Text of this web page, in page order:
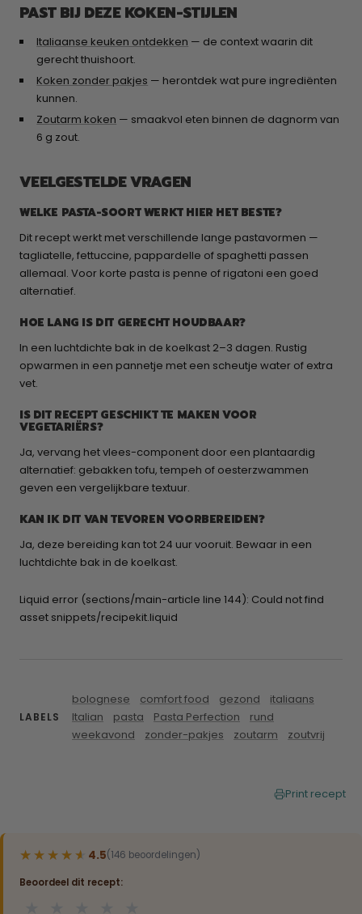
LABELS
bolognese comfort food gezond
italiaans
Italian
pasta Pasta Perfection
rund
weekavond
zonder-pakjes zoutarm zoutvrij
PAST BIJ DEZE KOKEN-STIJLEN
Italiaanse keuken ontdekken — de context waarin dit
gerecht thuishoort.
Koken zonder pakjes — herontdek wat pure ingrediënten
kunnen.
Zoutarm koken — smaakvol eten binnen de dagnorm van
6 g zout.
VEELGESTELDE VRAGEN
WELKE PASTA-SOORT WERKT HIER HET BESTE?
Dit recept werkt met verschillende lange pastavormen —
tagliatelle, fettuccine, pappardelle of spaghetti passen
allemaal. Voor korte pasta is penne of rigatoni een goed
alternatief.
HOE LANG IS DIT GERECHT HOUDBAAR?
In een luchtdichte bak in de koelkast 2–3 dagen. Rustig
opwarmen in een pannetje met een scheutje water of extra
vet.
IS DIT RECEPT GESCHIKT TE MAKEN VOOR
VEGETARIËRS?
Ja, vervang het vlees-component door een plantaardig
alternatief: gebakken tofu, tempeh of oesterzwammen
geven een vergelijkbare textuur.
KAN IK DIT VAN TEVOREN VOORBEREIDEN?
Ja, deze bereiding kan tot 24 uur vooruit. Bewaar in een
luchtdichte bak in de koelkast.
Liquid error (sections/main-article line 144): Could not find
asset snippets/recipekit.liquid
Print recept
★★★★★
★★★★★ 4.5(146 beoordelingen)
Beoordeel dit recept: